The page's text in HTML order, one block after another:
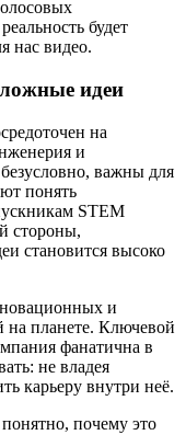
будет
нас видео.
идеи
на
и
важны для
понять
STEM
стороны,
становится высоко
и
на планете. Ключевой
фанатична в
не владея
карьеру внутри неё.
почему это